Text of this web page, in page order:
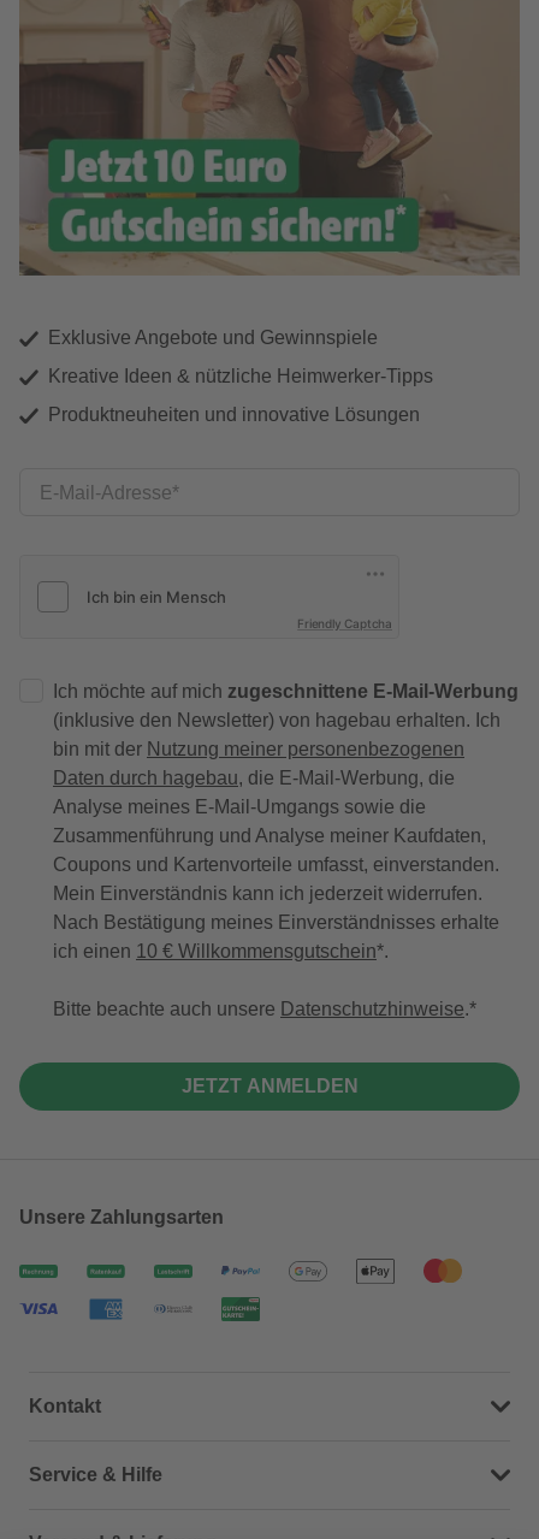
Exklusive Angebote und Gewinnspiele
Kreative Ideen & nützliche Heimwerker-Tipps
Produktneuheiten und innovative Lösungen
E-Mail-Adresse
Friendly Captcha
Ich möchte auf mich zugeschnittene E-Mail-Werbung
(inklusive den Newsletter) von hagebau erhalten. Ich
bin mit der Nutzung meiner personenbezogenen
Daten durch hagebau, die E-Mail-Werbung, die
Analyse meines E-Mail-Umgangs sowie die
Zusammenführung und Analyse meiner Kaufdaten,
Coupons und Kartenvorteile umfasst, einverstanden.
Mein Einverständnis kann ich jederzeit widerrufen.
Nach Bestätigung meines Einverständnisses erhalte
ich einen 10 € Willkommensgutschein*.
Bitte beachte auch unsere Datenschutzhinweise.
JETZT ANMELDEN
Unsere Zahlungsarten
Kontakt
Dein Kontakt zu uns
Service & Hilfe